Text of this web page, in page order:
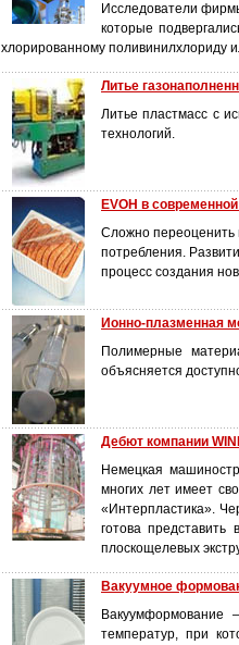
Исследователи
которые
хлорированному поливинилхлориду
Литье
Литье пластмасс с
технологий.
EVOH в
Сложно переоценить
потребления.
процесс создания
Ионно-плазменная
Полимерные
объясняется
Дебют компании
Немецкая
многих лет имеет
«Интерпластика».
готова
плоскощелевых
Вакуумное
Вакуумформование
температур, при